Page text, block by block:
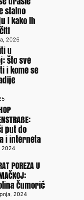
stalno
i kako ih
2026
u
što sve
i kome se
put do
i interneta
2024
POREZA U
Čumorić
2024